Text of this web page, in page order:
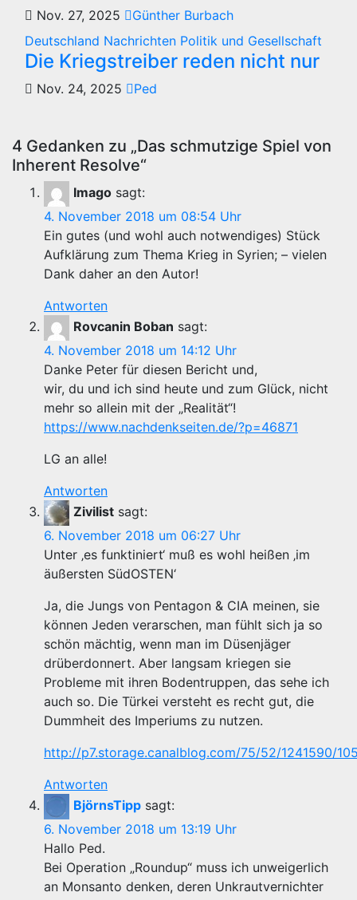
Nov. 27, 2025
Günther Burbach
Deutschland Nachrichten Politik und Gesellschaft
Die Kriegstreiber reden nicht nur
Nov. 24, 2025 Ped
4 Gedanken zu „Das schmutzige Spiel von
Inherent Resolve“
Imago sagt:
4. November 2018 um 08:54 Uhr
Ein gutes (und wohl auch notwendiges) Stück
Aufklärung zum Thema Krieg in Syrien; – vielen
Dank daher an den Autor!
Antworten
Rovcanin Boban sagt:
4. November 2018 um 14:12 Uhr
Danke Peter für diesen Bericht und,
wir, du und ich sind heute und zum Glück, nicht
mehr so allein mit der „Realität“!
https://www.nachdenkseiten.de/?p=46871
LG an alle!
Antworten
Zivilist sagt:
6. November 2018 um 06:27 Uhr
Unter ‚es funktiniert‘ muß es wohl heißen ‚im
äußersten SüdOSTEN‘
Ja, die Jungs von Pentagon & CIA meinen, sie
können Jeden verarschen, man fühlt sich ja so
schön mächtig, wenn man im Düsenjäger
drüberdonnert. Aber langsam kriegen sie
Probleme mit ihren Bodentruppen, das sehe ich
auch so. Die Türkei versteht es recht gut, die
Dummheit des Imperiums zu nutzen.
http://p7.storage.canalblog.com/75/52/1241590/
Antworten
BjörnsTipp sagt:
6. November 2018 um 13:19 Uhr
Hallo Ped.
Bei Operation „Roundup“ muss ich unweigerlich
an Monsanto denken, deren Unkrautvernichter